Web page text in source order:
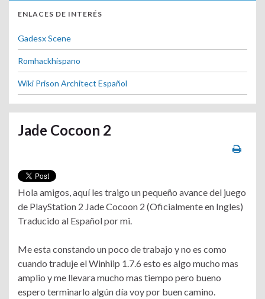
ENLACES DE INTERÉS
Gadesx Scene
Romhackhispano
Wiki Prison Architect Español
Jade Cocoon 2
Hola amigos, aquí les traigo un pequeño avance del juego
de PlayStation 2 Jade Cocoon 2 (Oficialmente en Ingles)
Traducido al Español por mi.
Me esta constando un poco de trabajo y no es como
cuando traduje el Winhiip 1.7.6 esto es algo mucho mas
amplio y me llevara mucho mas tiempo pero bueno
espero terminarlo algún día voy por buen camino.